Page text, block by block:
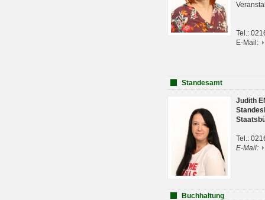
Tel.:
E-Mail:
Standesamt
Judith
Tel.:
E-Mail:
Buchhaltung